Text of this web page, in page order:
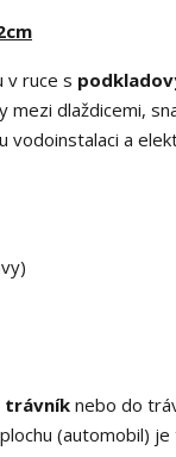
v ruce s
dlaždicemi,
a
trávníknebo do
(automobil)